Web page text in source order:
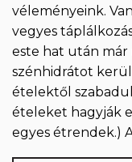
véleményeink.
vegyes
este hat után már
szénhidrátot
ételektől
ételeket hagyják
egyes étrendek.)